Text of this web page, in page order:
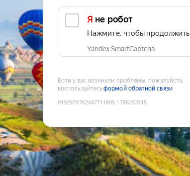
Я не робот
Нажмите, чтобы продолжить
Yandex SmartCaptcha
Если у вас возникли проблемы, пожалуйста,
воспользуйтесьформой обратной связи
9192979762447711895:1786253515